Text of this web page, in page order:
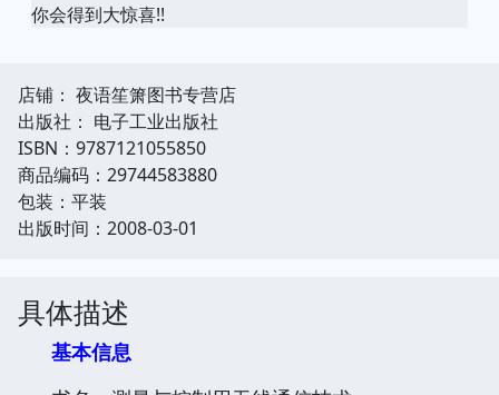
你会得到大惊喜!!
店铺： 夜语笙箫图书专营店
出版社： 电子工业出版社
ISBN：9787121055850
商品编码：29744583880
包装：平装
出版时间：2008-03-01
具体描述
基本信息